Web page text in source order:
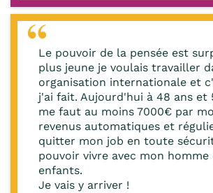
Le pouvoir de la pensée est
plus jeune je voulais travailler
organisation internationale et
j'ai fait. Aujourd'hui à 48 ans et
me faut au moins 7000€ par
revenus automatiques et
quitter mon job en toute
pouvoir vivre avec mon homme
enfants.
Je vais y arriver !